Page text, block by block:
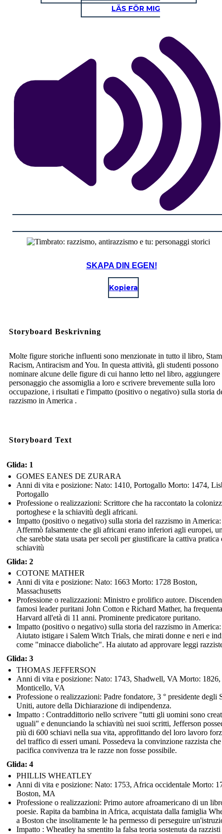
LÄS FÖR MIG
SKAPA DIN EGEN!
Kopiera
Storyboard Beskrivning
Molte figure storiche influenti sono menzionate in tutto il libro,
Racism, Antiracism and You. In questa attività, gli studenti possono
nominare alcune delle figure di cui hanno letto nel libro, aggiungere
personaggio che assomiglia a loro e scrivere brevemente sulla loro
occupazione, i risultati e l'impatto (positivo o negativo) sulla storia
razzismo in America .
Storyboard Text
Glida: 1
GOMES EANES DE ZURARA
Anni di vita e posizione: Nato: 1410, Portogallo Morto: 1474,
Portogallo
Professione o realizzazioni: Scrittore che ha raccontato la
portoghese e la schiavitù degli africani.
Impatto (positivo o negativo) sulla storia del razzismo in America:
Affermò falsamente che gli africani erano inferiori agli europei,
che sarebbe stata usata per secoli per giustificare la cattiva pratica
schiavitù
Glida: 2
COTONE MATHER
Anni di vita e posizione: Nato: 1663 Morto: 1728 Boston,
Massachusetts
Professione o realizzazioni: Ministro e prolifico autore.
famosi leader puritani John Cotton e Richard Mather, ha
Harvard all'età di 11 anni. Prominente predicatore puritano.
Impatto (positivo o negativo) sulla storia del razzismo in America:
Aiutato istigare i Salem Witch Trials, che mirati donne e neri e
come "minacce diaboliche". Ha aiutato ad approvare leggi
Glida: 3
THOMAS JEFFERSON
Anni di vita e posizione: Nato: 1743, Shadwell, VA Morto: 1826,
Monticello, VA
Professione o realizzazioni: Padre fondatore, 3 ° presidente degli
Uniti, autore della Dichiarazione di indipendenza.
Impatto : Contraddittorio nello scrivere "tutti gli uomini sono
uguali" e denunciando la schiavitù nei suoi scritti, Jefferson
più di 600 schiavi nella sua vita, approfittando del loro lavoro
del traffico di esseri umani. Possedeva la convinzione razzista
pacifica convivenza tra le razze non fosse possibile.
Glida: 4
PHILLIS WHEATLEY
Anni di vita e posizione: Nato: 1753, Africa occidentale Morto:
Boston, MA
Professione o realizzazioni: Primo autore afroamericano di un
poesie. Rapita da bambina in Africa, acquistata dalla famiglia
a Boston che insolitamente le ha permesso di perseguire
Impatto : Wheatley ha smentito la falsa teoria sostenuta da razzisti